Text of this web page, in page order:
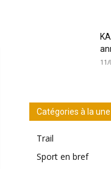
Catégories à la une
Trail
Sport en bref